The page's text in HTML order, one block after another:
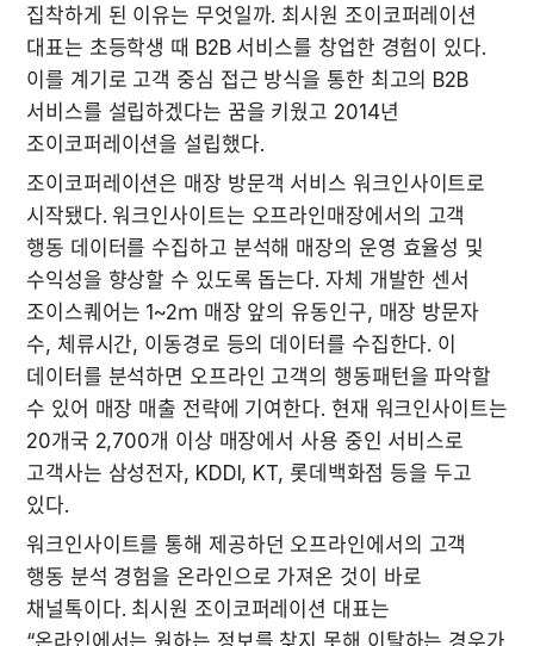
집착하게 된 이유는 무엇일까. 최시원 조이코퍼레이션
대표는 초등학생 때 B2B 서비스를 창업한 경험이 있다.
이를 계기로 고객 중심 접근 방식을 통한 최고의 B2B
서비스를 설립하겠다는 꿈을 키웠고 2014년
조이코퍼레이션을 설립했다.
조이코퍼레이션은 매장 방문객 서비스 워크인사이트로
시작됐다. 워크인사이트는 오프라인매장에서의 고객
행동 데이터를 수집하고 분석해 매장의 운영 효율성 및
수익성을 향상할 수 있도록 돕는다. 자체 개발한 센서
조이스퀘어는 1~2ｍ 매장 앞의 유동인구, 매장 방문자
수, 체류시간, 이동경로 등의 데이터를 수집한다. 이
데이터를 분석하면 오프라인 고객의 행동패턴을 파악할
수 있어 매장 매출 전략에 기여한다. 현재 워크인사이트는
20개국 2,700개 이상 매장에서 사용 중인 서비스로
고객사는 삼성전자, KDDI, KT, 롯데백화점 등을 두고
있다.
워크인사이트를 통해 제공하던 오프라인에서의 고객
행동 분석 경험을 온라인으로 가져온 것이 바로
채널톡이다. 최시원 조이코퍼레이션 대표는
“온라인에서는 원하는 정보를 찾지 못해 이탈하는 경우가